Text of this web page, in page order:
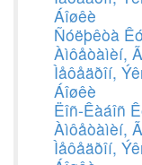
Áîøêè
Ñóëþêòà
Àìôåòàìèí,
Ìåôåäðîí,
Áîøêè
Ëîñ-Êàáîñ
Àìôåòàìèí,
Ìåôåäðîí,